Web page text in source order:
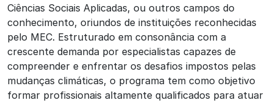
Ciências Sociais Aplicadas, ou outros campos do
conhecimento, oriundos de instituições reconhecidas
pelo MEC. Estruturado em consonância com a
crescente demanda por especialistas capazes de
compreender e enfrentar os desafios impostos pelas
mudanças climáticas, o programa tem como objetivo
formar profissionais altamente qualificados para atuar